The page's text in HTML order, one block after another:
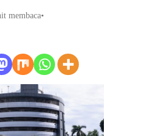
membaca•